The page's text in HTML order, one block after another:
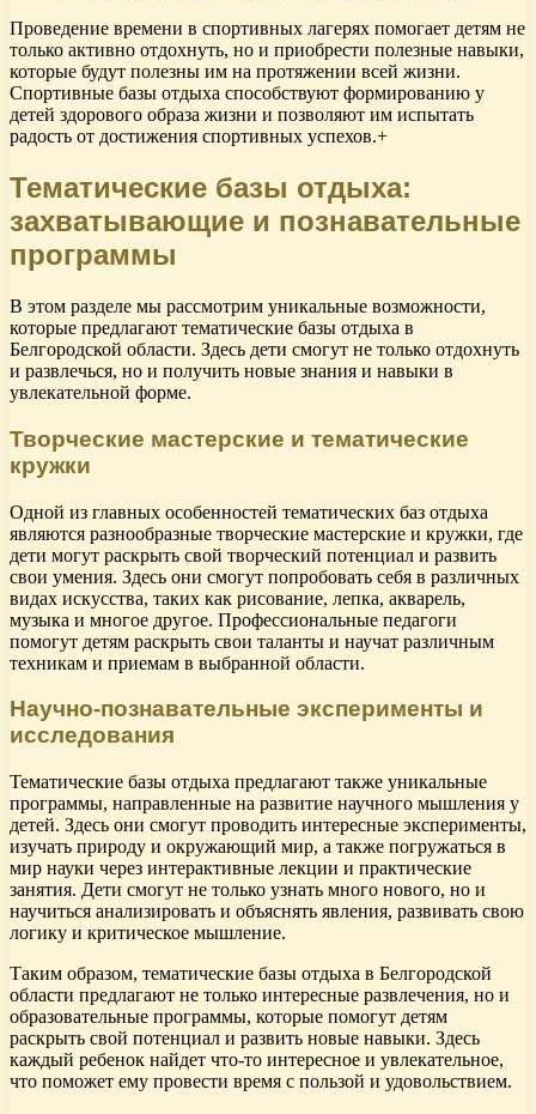
Проведение времени в спортивных лагерях помогает детям не
только активно отдохнуть, но и приобрести полезные навыки,
которые будут полезны им на протяжении всей жизни.
Спортивные базы отдыха способствуют формированию у
детей здорового образа жизни и позволяют им испытать
радость от достижения спортивных успехов.+
Тематические базы отдыха:
захватывающие и познавательные
программы
В этом разделе мы рассмотрим уникальные возможности,
которые предлагают тематические базы отдыха в
Белгородской области. Здесь дети смогут не только отдохнуть
и развлечься, но и получить новые знания и навыки в
увлекательной форме.
Творческие мастерские и тематические
кружки
Одной из главных особенностей тематических баз отдыха
являются разнообразные творческие мастерские и кружки, где
дети могут раскрыть свой творческий потенциал и развить
свои умения. Здесь они смогут попробовать себя в различных
видах искусства, таких как рисование, лепка, акварель,
музыка и многое другое. Профессиональные педагоги
помогут детям раскрыть свои таланты и научат различным
техникам и приемам в выбранной области.
Научно-познавательные эксперименты и
исследования
Тематические базы отдыха предлагают также уникальные
программы, направленные на развитие научного мышления у
детей. Здесь они смогут проводить интересные эксперименты,
изучать природу и окружающий мир, а также погружаться в
мир науки через интерактивные лекции и практические
занятия. Дети смогут не только узнать много нового, но и
научиться анализировать и объяснять явления, развивать свою
логику и критическое мышление.
Таким образом, тематические базы отдыха в Белгородской
области предлагают не только интересные развлечения, но и
образовательные программы, которые помогут детям
раскрыть свой потенциал и развить новые навыки. Здесь
каждый ребенок найдет что-то интересное и увлекательное,
что поможет ему провести время с пользой и удовольствием.